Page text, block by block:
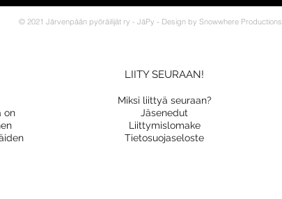
© 2021 Järvenpään pyöräilijät ry - JäPy - Design by Snowwhere Productions.
on
LIITY SEURAAN!
Miksi liittyä seuraan?
Jäsenedut
Liittymislomake
Tietosuojaseloste